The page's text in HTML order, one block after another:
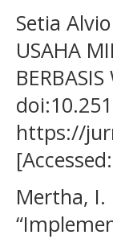
Setia
USAHA
https://
Mertha, I.